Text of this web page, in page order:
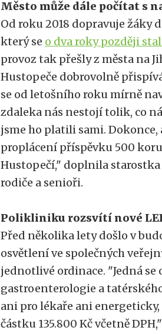
Město může dále počítat s
Od roku 2018 dopravuje
který se o dva roky později
provoz tak přešly z města na
Hustopeče dobrovolně
se od letošního roku mírně
zdaleka nás nestojí tolik, co
jsme ho platili sami.
proplácení příspěvku 500
Hustopečí," doplnila starostka
rodiče a senioři.
Polikliniku rozsvítí nové
Před několika lety došlo v
osvětlení ve společných
jednotlivé ordinace. "Jedná
gastroenterologie a
ani pro lékaře ani
částku 135.800 Kč včetně